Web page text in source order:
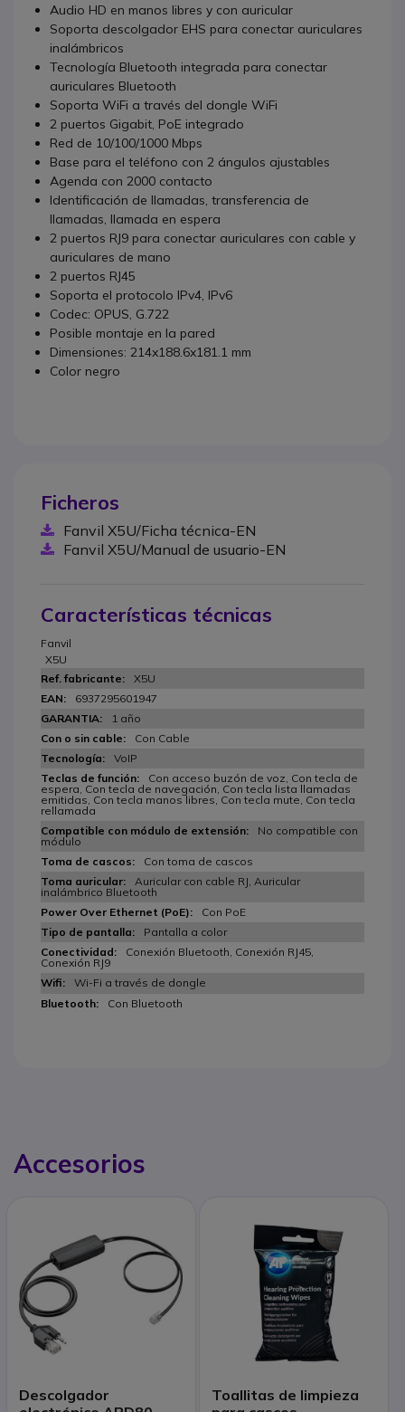
Audio HD en manos libres y con auricular
Soporta descolgador EHS para conectar auriculares
inalámbricos
Tecnología Bluetooth integrada para conectar
auriculares Bluetooth
Soporta WiFi a través del dongle WiFi
2 puertos Gigabit, PoE integrado
Red de 10/100/1000 Mbps
Base para el teléfono con 2 ángulos ajustables
Agenda con 2000 contacto
Identificación de llamadas, transferencia de
llamadas, llamada en espera
2 puertos RJ9 para conectar auriculares con cable y
auriculares de mano
2 puertos RJ45
Soporta el protocolo IPv4, IPv6
Codec: OPUS, G.722
Posible montaje en la pared
Dimensiones: 214x188.6x181.1 mm
Color negro
Ficheros
Fanvil X5U/Ficha técnica-EN
Fanvil X5U/Manual de usuario-EN
Características técnicas
Fanvil
X5U
X5U
6937295601947
1 año
Con Cable
VoIP
Con acceso buzón de voz, Con tecla de
espera, Con tecla de navegación, Con tecla lista llamadas
emitidas, Con tecla manos libres, Con tecla mute, Con tecla
rellamada
No compatible con
módulo
Con toma de cascos
Auricular con cable RJ, Auricular
inalámbrico Bluetooth
Con PoE
Pantalla a color
Conexión Bluetooth, Conexión RJ45,
Conexión RJ9
Wi-Fi a través de dongle
Con Bluetooth
Accesorios
Descolgador
Toallitas de limpieza